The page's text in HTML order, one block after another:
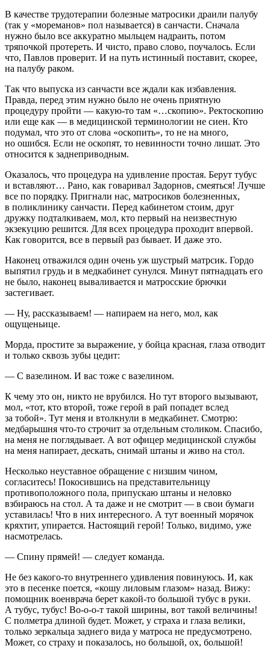
В качестве трудотерапии болезные матросики драили палубу
(так у «мореманов» пол называется) в санчасти. Сначала
нужно было все аккуратно мыльцем надраить, потом
тряпочкой протереть. И чисто, право слово, поучалось. Если
что, Павлов проверит. И на путь истинный поставит, скорее,
на палубу раком.
Так что выпуска из санчасти все ждали как избавления.
Правда, перед этим нужно было не очень приятную
процедуру пройти — какую-то там «…скопию». Ректоскопию
или еще как — в медицинской терминологии не сиен. Кто
подумал, что это от слова «оскопить», то не на много,
но ошибся. Если не оскопят, то невинности точно лишат. Это
относится к заднеприводным.
Оказалось, что процедура на удивление простая. Берут тубус
и вставляют… Рано, как говаривал Задорнов, смеяться! Лучше
все по порядку. Пригнали нас, матросиков болезненных,
в поликлинику санчасти. Перед кабинетом стоим, друг
дружку подталкиваем, мол, кто первый на неизвестную
экзекуцию решится. Для всех процедура проходит впервой.
Как говорится, все в первый раз бывает. И даже это.
Наконец отважился один очень уж шустрый матрсик. Гордо
выпятил грудь и в медкабинет сунулся. Минут пятнадцать его
не было, наконец вываливается и матросские брючки
застегивает.
— Ну, рассказываем! — напираем на него, мол, как
ощущеньице.
Морда, простите за выражение, у бойца красная, глаза отводит
и только сквозь зубы цедит:
— С вазелином. И вас тоже с вазелином.
К чему это он, никто не врубился. Но тут второго вызывают,
мол, «тот, кто второй, тоже герой в рай попадет вслед
за тобой». Тут меня и втолкнули в медкабинет. Смотрю:
медбарышня что-то строчит за отдельным столиком. Спасибо,
на меня не поглядывает. А вот офицер медицинской службы
на меня напирает, дескать, снимай штаны и живо на стол.
Несколько неуставное обращение с низшим чином,
согласитесь! Покосившись на представительницу
противоположного пола, припускаю штаны и неловко
взбираюсь на стол. А та даже и не смотрит — в свои бумаги
уставилась! Что в них интересного. А тут военный морячок
кряхтит, упирается. Настоящий герой! Только, видимо, уже
насмотрелась.
— Спину прямей! — следует команда.
Не без какого-то внутреннего удивления повинуюсь. И, как
это в песенке поется, «кошу лиловым глазом» назад. Вижу:
помощник военврача берет какой-то большой тубус в руки.
А тубус, тубус! Во-о-о-т такой ширины, вот такой величины!
С полметра длиной будет. Может, у страха и глаза велики,
только зеркальца заднего вида у матроса не предусмотрено.
Может, со страху и показалось, но большой, ох, большой!